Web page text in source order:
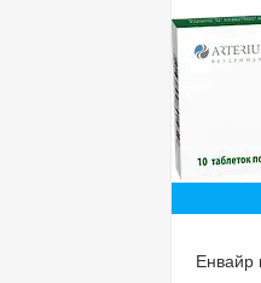
Енвайр